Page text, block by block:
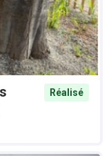
Réalisé